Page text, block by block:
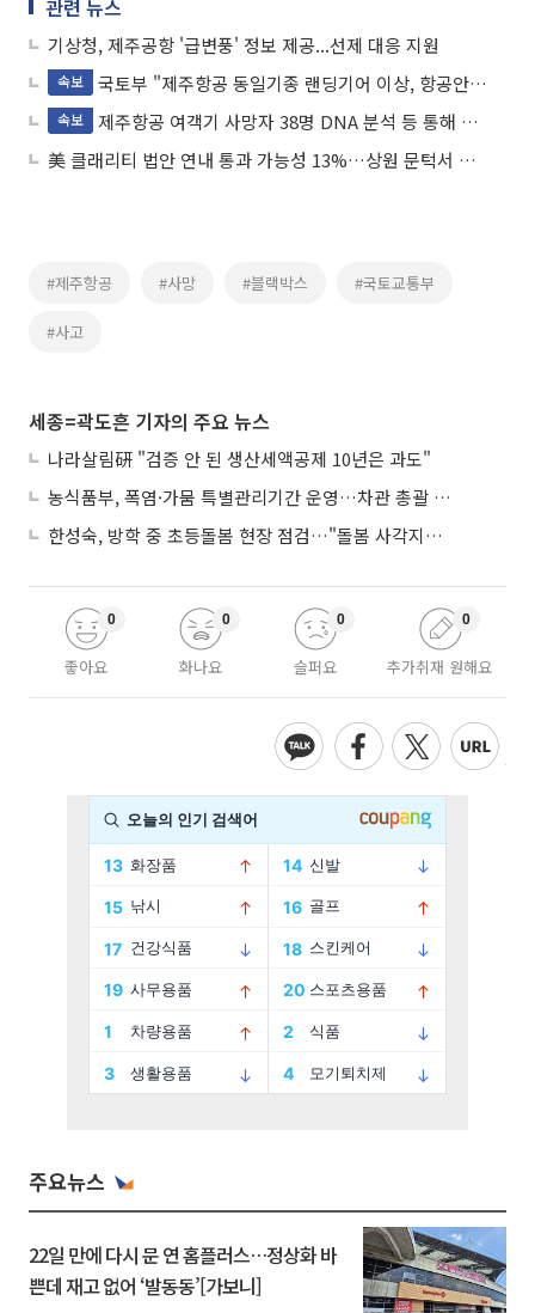
관련 뉴스
기상청, 제주공항 '급변풍' 정보 제공...선제 대응 지원
속보 국토부 "제주항공 동일기종 랜딩기어 이상, 항공안전감독관 급파ㆍ사고원인 조사"
속보
제주항공 여객기 사망자 38명 DNA 분석 등 통해 신원 확인 중
美 클래리티 법안 연내 통과 가능성 13%…상원 문턱서 제동
#제주항공 #사망 #블랙박스 #국토교통부
#사고
세종=곽도흔 기자의 주요 뉴스
나라살림硏 "검증 안 된 생산세액공제 10년은 과도"
농식품부, 폭염·가뭄 특별관리기간 운영…차관 총괄 대응체계 격상
한성숙, 방학 중 초등돌봄 현장 점검…"돌봄 사각지대 없애야"
좋아요
0
화나요
0
슬퍼요
0
추가취재 원해요
0
주요뉴스
22일 만에 다시 문 연 홈플러스…정상화 바
쁜데 재고 없어 ‘발동동’[가보니]